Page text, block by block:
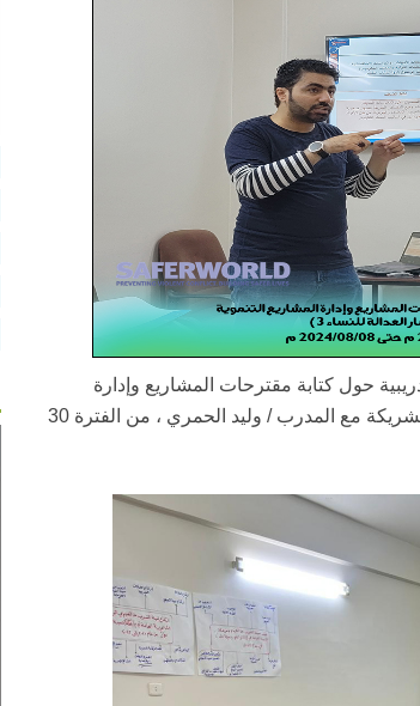
حول كتابة مقترحات المشاريع وإدارة
المشاريع التنموية لفريق المؤسسة والمؤسسات الشريكة مع المدرب / وليد الحمري ، من الفترة 30